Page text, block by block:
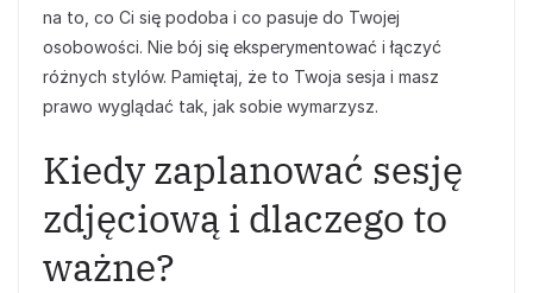
na to, co Ci się podoba i co pasuje do Twojej
osobowości. Nie bój się eksperymentować i łączyć
różnych stylów. Pamiętaj, że to Twoja sesja i masz
prawo wyglądać tak, jak sobie wymarzysz.
Kiedy zaplanować sesję
zdjęciową i dlaczego to
ważne?